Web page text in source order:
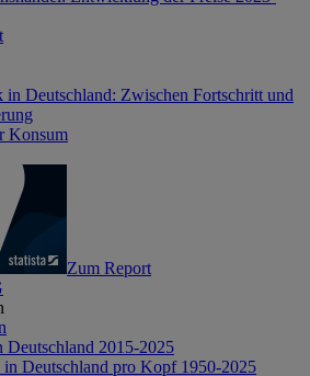
in Deutschland: Zwischen Fortschritt und
Konsum
Zum Report
Deutschland 2015-2025
Deutschland pro Kopf 1950-2025